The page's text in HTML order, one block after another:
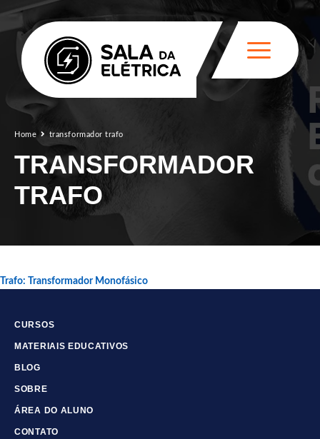
Home transformador trafo
TRANSFORMADOR
TRAFO
Trafo: Transformador Monofásico
CURSOS
MATERIAIS EDUCATIVOS
BLOG
SOBRE
ÁREA DO ALUNO
CONTATO